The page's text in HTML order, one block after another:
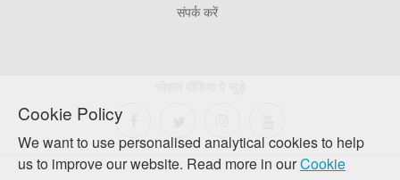
Cookie Policy
We want to use personalised analytical cookies to help
us to improve our website. Read more in ourCookie
संपर्क करें